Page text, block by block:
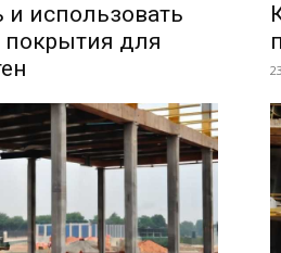
и использовать
для